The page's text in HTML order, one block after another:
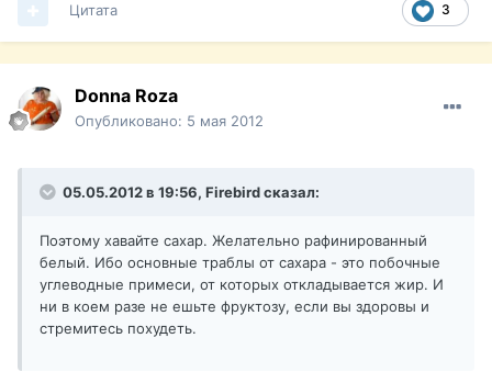
3
Цитата
Donna Roza
Опубликовано: 5 мая 2012
05.05.2012 в 19:56, Firebird сказал:
Поэтому хавайте сахар. Желательно рафинированный
белый. Ибо основные траблы от сахара - это побочные
углеводные примеси, от которых откладывается жир. И
ни в коем разе не ешьте фруктозу, если вы здоровы и
стремитесь похудеть.